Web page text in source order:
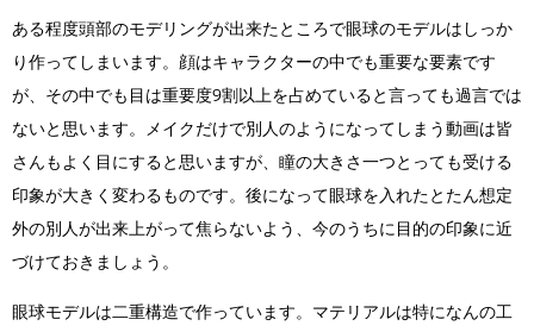
ある程度頭部のモデリングが出来たところで眼球のモデルはしっか
り作ってしまいます。顔はキャラクターの中でも重要な要素です
が、その中でも目は重要度9割以上を占めていると言っても過言では
ないと思います。メイクだけで別人のようになってしまう動画は皆
さんもよく目にすると思いますが、瞳の大きさ一つとっても受ける
印象が大きく変わるものです。後になって眼球を入れたとたん想定
外の別人が出来上がって焦らないよう、今のうちに目的の印象に近
づけておきましょう。
眼球モデルは二重構造で作っています。マテリアルは特になんの工